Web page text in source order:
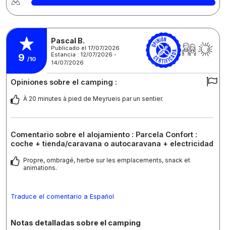
9 /10
Pascal B.
Publicado el 17/07/2026
Estancia : 12/07/2026 -
14/07/2026
Opiniones sobre el camping :
À 20 minutes à pied de Meyrueis par un sentier.
Comentario sobre el alojamiento : Parcela Confort :
coche + tienda/caravana o autocaravana + electricidad
Propre, ombragé, herbe sur les emplacements, snack et
animations.
Traduce el comentario a Español
Notas detalladas sobre el camping